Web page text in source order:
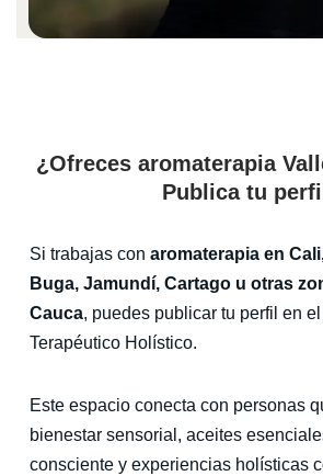
¿Ofreces aromaterapia
Publica tu perfil
Si trabajas con aromaterapia en
Buga, Jamundí, Cartago u otras
Cauca, puedes publicar tu perfil en
Terapéutico Holístico.
Este espacio conecta con personas
bienestar sensorial, aceites
consciente y experiencias holísticas